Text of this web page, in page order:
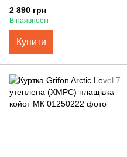
чорна МК
2 890 грн
В наявності
Купити